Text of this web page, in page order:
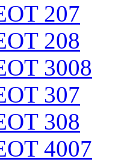
207
208
3008
307
308
4007